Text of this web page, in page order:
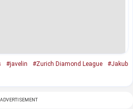
#javelin #Zurich Diamond League
#Jakub
ADVERTISEMENT